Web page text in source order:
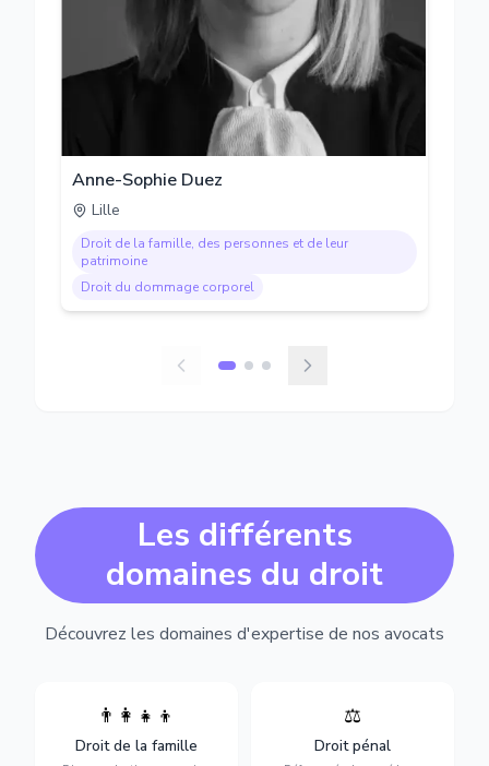
Anne-Sophie Duez
Lille
Droit de la famille, des personnes et de leur
patrimoine
Droit du dommage corporel
Les différents
domaines du droit
Découvrez les domaines d'expertise de nos avocats
👨‍👩‍👧‍👦
Droit de la famille
Divorce, garde d'enfants,
adoption, succession et
protection des personnes
⚖️
Droit pénal
Expertise en matière pénale,
vue jusqu'au procès, pour